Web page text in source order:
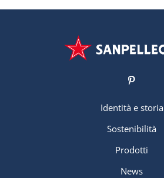
Identità e storia
Sostenibilità
Prodotti
News